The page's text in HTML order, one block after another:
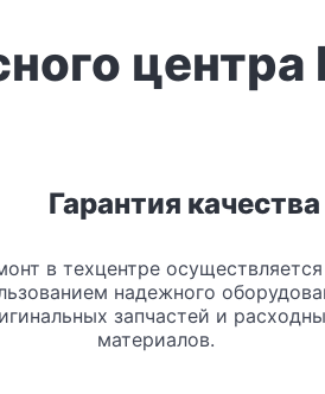
центра
Гарантия качества
в техцентре
надежного
запчастей и
материалов.